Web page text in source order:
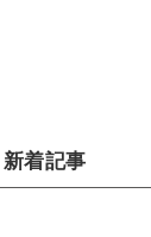
新着記事